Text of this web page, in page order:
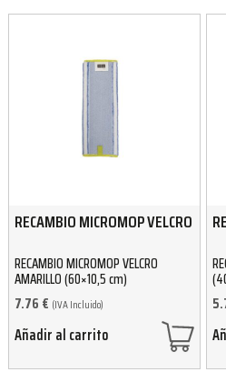
RECAMBIO MICROMOP VELCRO
RECAMBIO MICROMOP VELCRO
AMARILLO (60×10,5 cm)
7.76 € (IVA Incluido)
Añadir al carrito